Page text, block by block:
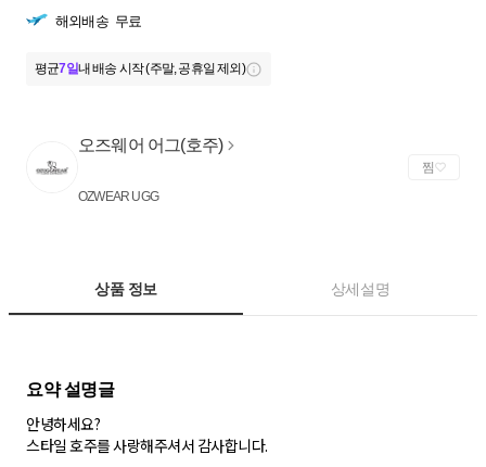
해외배송 무료
평균7일내 배송 시작 (주말, 공휴일 제외)
오즈웨어 어그(호주)
OZWEAR UGG
찜
상품 정보 상세설명
요약 설명글
안녕하세요?
스타일 호주를 사랑해주셔서 감사합니다.